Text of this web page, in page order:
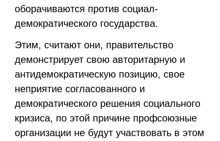
оборачиваются против социал-
демократического государства.
Этим, считают они, правительство
демонстрирует свою авторитарную и
антидемократическую позицию, свое
неприятие согласованного и
демократического решения социального
кризиса, по этой причине профсоюзные
организации не будут участвовать в этом